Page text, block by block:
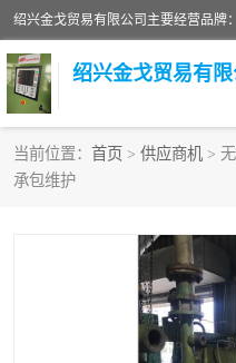
绍兴金戈贸易有限
当前位置： 首页 > 供应商机 >
承包维护
二手空压机
美国寿力空压机零部件